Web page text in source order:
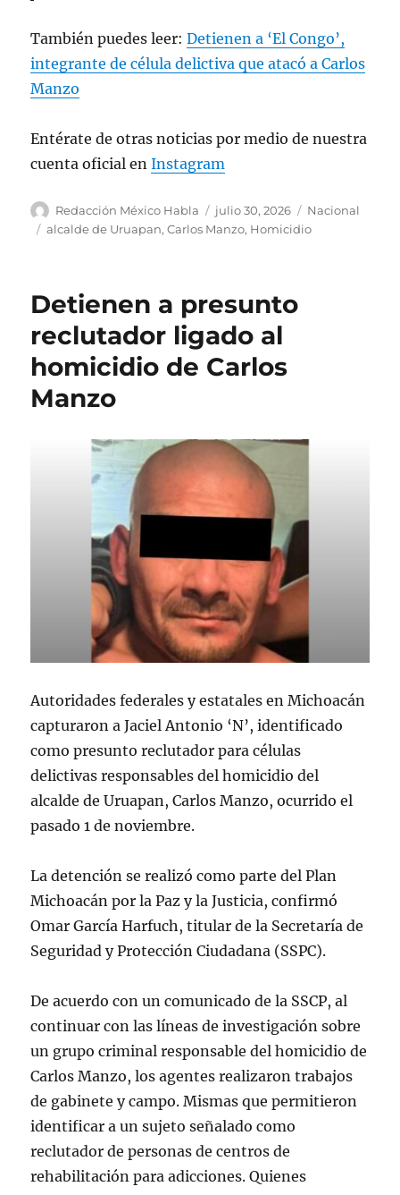
También puedes leer:Detienen a ‘El Congo’,
integrante de célula delictiva que atacó a Carlos
Manzo
Entérate de otras noticias por medio de nuestra
cuenta oficial enInstagram
A
u
Redacción México Habla
P
u
c
d
o
e
julio 30, 2026
C
a
Nacional
E
u
t
a
s
alcalde de Uruapan,Carlos Manzo, Homicidio
Detienen a presunto
reclutador ligado al
homicidio de Carlos
Manzo
Autoridades federales y estatales en Michoacán
capturaron a Jaciel Antonio ‘N’, identificado
como presunto reclutador para células
delictivas responsables del homicidio del
alcalde de Uruapan, Carlos Manzo, ocurrido el
pasado 1 de noviembre.
La detención se realizó como parte del Plan
Michoacán por la Paz y la Justicia, confirmó
Omar García Harfuch, titular de la Secretaría de
Seguridad y Protección Ciudadana (SSPC).
De acuerdo con un comunicado de la SSCP, al
continuar con las líneas de investigación sobre
un grupo criminal responsable del homicidio de
Carlos Manzo, los agentes realizaron trabajos
de gabinete y campo. Mismas que permitieron
identificar a un sujeto señalado como
reclutador de personas de centros de
rehabilitación para adicciones. Quienes